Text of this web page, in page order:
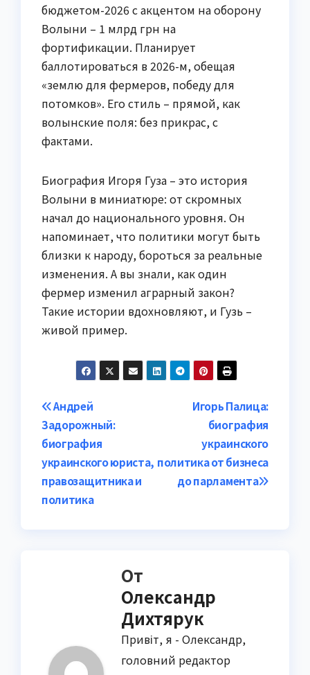
бюджетом-2026 с акцентом на оборону
Волыни – 1 млрд грн на
фортификации. Планирует
баллотироваться в 2026-м, обещая
«землю для фермеров, победу для
потомков». Его стиль – прямой, как
волынские поля: без прикрас, с
фактами.
Биография Игоря Гуза – это история
Волыни в миниатюре: от скромных
начал до национального уровня. Он
напоминает, что политики могут быть
близки к народу, бороться за реальные
изменения. А вы знали, как один
фермер изменил аграрный закон?
Такие истории вдохновляют, и Гузь –
живой пример.
Навигация
по
записям
Игорь Палица:
биография
украинского
политика от бизнеса
до парламента
Андрей
Задорожный:
биография
украинского юриста,
правозащитника и
политика
От
Олександр
Дихтярук
Привіт, я - Олександр,
головний редактор